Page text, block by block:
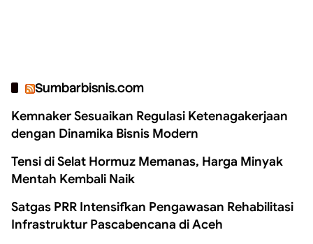
Sumbarbisnis.com
Kemnaker Sesuaikan Regulasi Ketenagakerjaan
dengan Dinamika Bisnis Modern
Tensi di Selat Hormuz Memanas, Harga Minyak
Mentah Kembali Naik
Satgas PRR Intensifkan Pengawasan Rehabilitasi
Infrastruktur Pascabencana di Aceh